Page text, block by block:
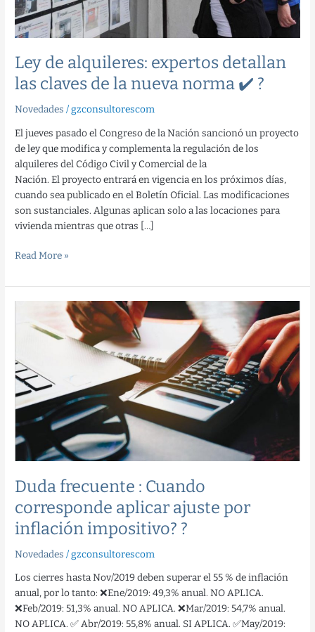
Ley de alquileres: expertos detallan
las claves de la nueva norma ✔️ ?
Novedades /gzconsultorescom
El jueves pasado el Congreso de la Nación sancionó un proyecto
de ley que modifica y complementa la regulación de los
alquileres del Código Civil y Comercial de la
Nación. El proyecto entrará en vigencia en los próximos días,
cuando sea publicado en el Boletín Oficial. Las modificaciones
son sustanciales. Algunas aplican solo a las locaciones para
vivienda mientras que otras […]
la
nueva
norma
✔️
?
Read More »
Duda frecuente : Cuando
corresponde aplicar ajuste por
inflación impositivo? ?
Novedades /gzconsultorescom
Los cierres hasta Nov/2019 deben superar el 55 % de inflación
anual, por lo tanto: ❌Ene/2019: 49,3% anual. NO APLICA.
❌Feb/2019: 51,3% anual. NO APLICA. ❌Mar/2019: 54,7% anual.
NO APLICA. ✅ Abr/2019: 55,8% anual. SI APLICA. ✅May/2019:
frecuente
corresponde
aplicar
ajuste
inflación
impositivo?
?